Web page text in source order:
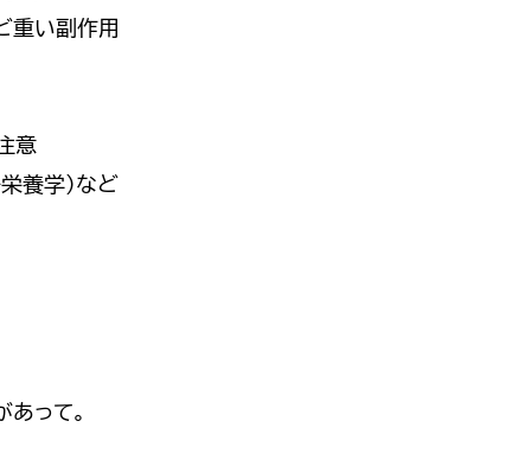
重い副作用
意
養学）など
って。